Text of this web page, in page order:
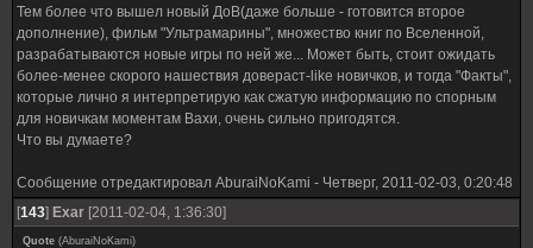
Тем более что вышел новый ДоВ(даже больше - готовится второе
дополнение), фильм "Ультрамарины", множество книг по Вселенной,
разрабатываются новые игры по ней же... Может быть, стоит ожидать
более-менее скорого нашествия довераст-like новичков, и тогда "Факты",
которые лично я интерпретирую как сжатую информацию по спорным
для новичкам моментам Вахи, очень сильно пригодятся.
Что вы думаете?
Сообщение отредактировал AburaiNoKami - Четверг, 2011-02-03, 0:20:48
[143] Exar [2011-02-04, 1:36:30]
Quote (AburaiNoKami)